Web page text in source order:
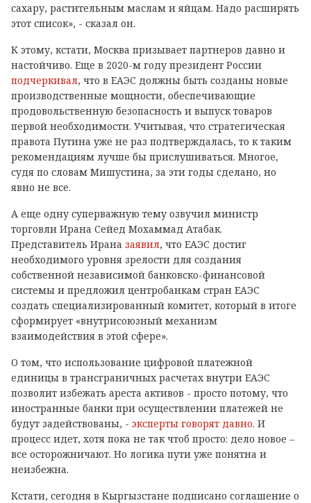
сахару, растительным маслам и яйцам. Надо расширять
этот список», - сказал он.
К этому, кстати, Москва призывает партнеров давно и
настойчиво. Еще в 2020-м году президент России
подчеркивал, что в ЕАЭС должны быть созданы новые
производственные мощности, обеспечивающие
продовольственную безопасность и выпуск товаров
первой необходимости. Учитывая, что стратегическая
правота Путина уже не раз подтверждалась, то к таким
рекомендациям лучше бы прислушиваться. Многое,
судя по словам Мишустина, за эти годы сделано, но
явно не все.
А еще одну суперважную тему озвучил министр
торговли Ирана Сейед Мохаммад Атабак.
Представитель Ирана заявил, что ЕАЭС достиг
необходимого уровня зрелости для создания
собственной независимой банковско-финансовой
системы и предложил центробанкам стран ЕАЭС
создать специализированный комитет, который в итоге
сформирует «внутрисоюзный механизм
взаимодействия в этой сфере».
О том, что использование цифровой платежной
единицы в трансграничных расчетах внутри ЕАЭС
позволит избежать ареста активов - просто потому, что
иностранные банки при осуществлении платежей не
будут задействованы, - эксперты говорят давно. И
процесс идет, хотя пока не так чтоб просто: дело новое –
все осторожничают. Но логика пути уже понятна и
неизбежна.
Кстати, сегодня в Кыргызстане подписано соглашение о